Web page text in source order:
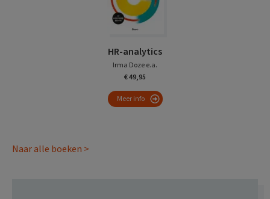
HR-analytics
Irma Doze e.a.
€ 49,95
Meer info
Naar alle boeken >